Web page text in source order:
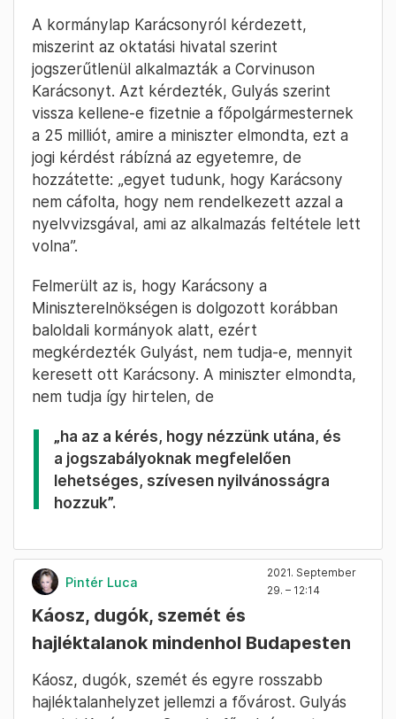
A kormánylap Karácsonyról kérdezett,
miszerint az oktatási hivatal szerint
jogszerűtlenül alkalmazták a Corvinuson
Karácsonyt. Azt kérdezték, Gulyás szerint
vissza kellene-e fizetnie a főpolgármesternek
a 25 milliót, amire a miniszter elmondta, ezt a
jogi kérdést rábízná az egyetemre, de
hozzátette: „egyet tudunk, hogy Karácsony
nem cáfolta, hogy nem rendelkezett azzal a
nyelvvizsgával, ami az alkalmazás feltétele lett
volna”.
Felmerült az is, hogy Karácsony a
Miniszterelnökségen is dolgozott korábban
baloldali kormányok alatt, ezért
megkérdezték Gulyást, nem tudja-e, mennyit
keresett ott Karácsony. A miniszter elmondta,
nem tudja így hirtelen, de
„ha az a kérés, hogy nézzünk utána, és
a jogszabályoknak megfelelően
lehetséges, szívesen nyilvánosságra
hozzuk”.
Pintér Luca
2021. September
29. – 12:14
Káosz, dugók, szemét és
hajléktalanok mindenhol Budapesten
Káosz, dugók, szemét és egyre rosszabb
hajléktalanhelyzet jellemzi a fővárost. Gulyás